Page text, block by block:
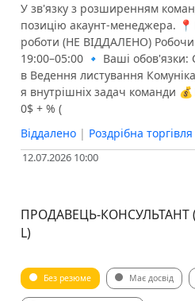
У зв'язку з розширенням
позицію акаунт-менеджера.
роботи (НЕ ВІДДАЛЕНО)
19:00–05:00 🔹 Ваші обов'язки:
в Ведення листування
я внутрішніх задач команди
0$ + % (
Віддалено | Роздрібна торгівля
12.07.2026 10:00
ПРОДАВЕЦЬ-КОНСУЛЬТАНТ
L)
Без резюме Має досвід